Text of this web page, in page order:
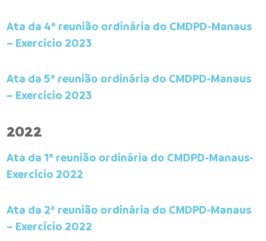
Ata da 4ª reunião ordinária do CMDPD-Manaus
– Exercício 2023
Ata da 5ª reunião ordinária do CMDPD-Manaus
– Exercício 2023
2022
Ata da 1ª reunião ordinária do CMDPD-Manaus-
Exercício 2022
Ata da 2ª reunião ordinária do CMDPD-Manaus
– Exercício 2022